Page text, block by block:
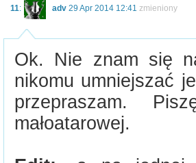
11: adv 29 Apr 2014 12:41 zmieniony
Ok. Nie znam się
nikomu umniejszać
przepraszam.
małoatarowej.